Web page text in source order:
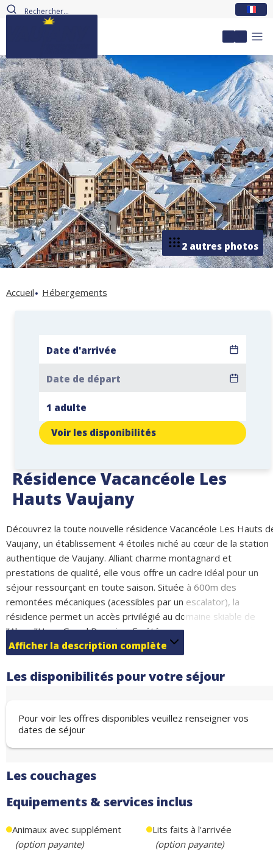
Mon
2 autres photos
Accueil Hébergements
Résidence Vacancéole Les
Hauts Vaujany
Découvrez la toute nouvelle résidence Vacancéole Les Hauts
Vaujany, un établissement 4 étoiles niché au cœur de la station
authentique de Vaujany. Alliant charme montagnard et
prestations de qualité, elle vous offre un cadre idéal pour un
séjour ressourçant en toute saison. Située à 600m des
remontées mécaniques (acessibles par un escalator), la
résidence permet un accès privilégié au domaine skiable de
l’Alpe d’Huez Grand Domaine. En été comme en hiver, profitez
d’un large choix d’activités : ski, randonnées, VTT, ou encore
Afficher la description complète
Les disponibilités pour votre séjour
Pour voir les offres disponibles veuillez renseigner vos
dates de séjour
Les couchages
Equipements & services inclus
Animaux avec supplément
(option payante)
Lits faits à l'arrivée
(option payante)
Voir les disponibilités